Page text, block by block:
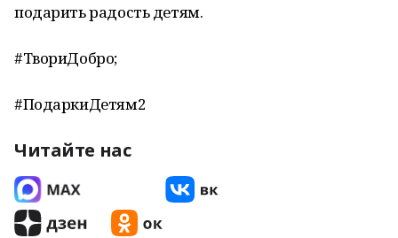
подарить радость детям.
#ТвориДобро;
#ПодаркиДетям2
Читайте нас